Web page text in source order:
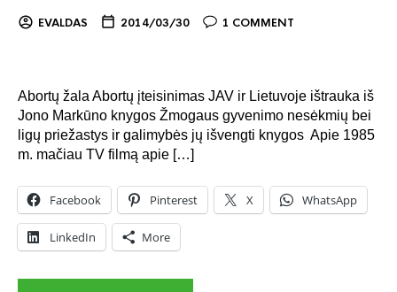
EVALDAS 2014/03/30 1 COMMENT
Abortų žala Abortų įteisinimas JAV ir Lietuvoje ištrauka iš
Jono Markūno knygos Žmogaus gyvenimo nesėkmių bei
ligų priežastys ir galimybės jų išvengti knygos Apie 1985
m. mačiau TV filmą apie […]
Facebook Pinterest X WhatsApp
LinkedIn More